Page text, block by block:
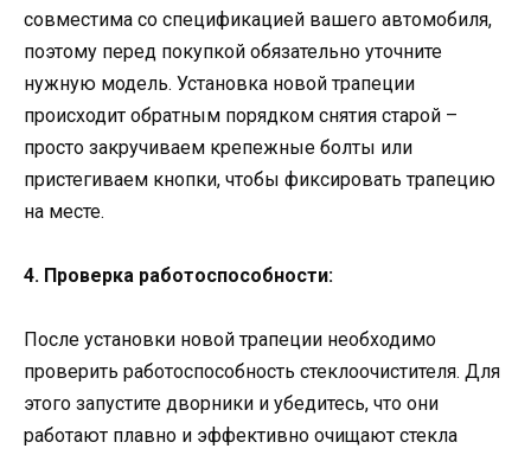
совместима со спецификацией вашего автомобиля,
поэтому перед покупкой обязательно уточните
нужную модель. Установка новой трапеции
происходит обратным порядком снятия старой –
просто закручиваем крепежные болты или
пристегиваем кнопки, чтобы фиксировать трапецию
на месте.
4. Проверка работоспособности:
После установки новой трапеции необходимо
проверить работоспособность стеклоочистителя. Для
этого запустите дворники и убедитесь, что они
работают плавно и эффективно очищают стекла